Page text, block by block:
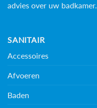
advies over uw badkamer.
SANITAIR
Accessoires
Afvoeren
Baden